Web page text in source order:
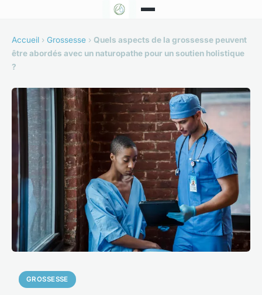
Accueil › Grossesse › Quels aspects de la grossesse peuvent
être abordés avec un naturopathe pour un soutien holistique
?
GROSSESSE